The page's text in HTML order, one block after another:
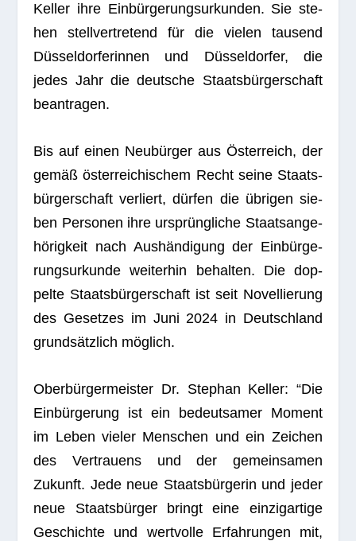
Kel­ler ihre Ein­bür­ge­rungs­ur­kun­den. Sie ste­
hen stell­ver­tre­tend für die vie­len tau­send
Düs­sel­dor­fe­rin­nen und Düs­sel­dor­fer, die
jedes Jahr die deut­sche Staats­bür­ger­schaft
beantragen.
Bis auf einen Neu­bür­ger aus Öster­reich, der
gemäß öster­rei­chi­schem Recht seine Staats­
bür­ger­schaft ver­liert, dür­fen die übri­gen sie­
ben Per­so­nen ihre ursprüng­li­che Staats­an­ge­
hö­rig­keit nach Aus­hän­di­gung der Ein­bür­ge­
rungs­ur­kunde wei­ter­hin behal­ten. Die dop­
pelte Staats­bür­ger­schaft ist seit Novel­lie­rung
des Geset­zes im Juni 2024 in Deutsch­land
grund­sätz­lich möglich.
Ober­bür­ger­meis­ter Dr. Ste­phan Kel­ler: “Die
Ein­bür­ge­rung ist ein bedeut­sa­mer Moment
im Leben vie­ler Men­schen und ein Zei­chen
des Ver­trau­ens und der gemein­sa­men
Zukunft. Jede neue Staats­bür­ge­rin und jeder
neue Staats­bür­ger bringt eine ein­zig­ar­tige
Geschichte und wert­volle Erfah­run­gen mit,